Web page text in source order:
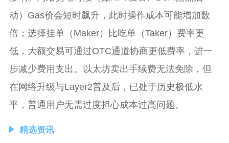
动）Gas价会短时飙升，此时操作成本可能增加数
倍；选择挂单（Maker）比吃单（Taker）费率更
低，大额交易可通过OTC通道协商更低费率，进一
步减少费用支出。以太坊卖出手续费无法免除，但
在网络升级与Layer2普及后，已处于历史极低水
平，普通用户无需过度担心成本过高问题。
精选资讯